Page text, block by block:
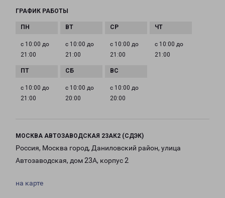
ГРАФИК РАБОТЫ
с 10:00 до
21:00
с 10:00 до
21:00
с 10:00 до
21:00
с 10:00 до
21:00
с 10:00 до
21:00
с 10:00 до
20:00
с 10:00 до
20:00
МОСКВА АВТОЗАВОДСКАЯ 23АК2 (СДЭК)
Россия, Москва город, Даниловский район, улица
Автозаводская, дом 23А, корпус 2
на карте